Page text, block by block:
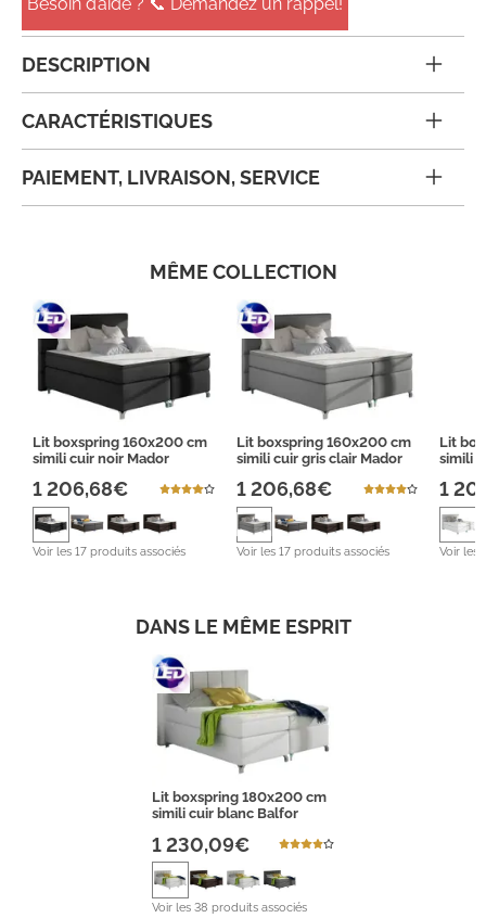
DESCRIPTION
CARACTÉRISTIQUES
PAIEMENT, LIVRAISON, SERVICE
MÊME COLLECTION
Lit boxspring 160x200 cm
simili cuir noir Mador
1 206,68€
Voir les 17 produits associés
Lit boxspring 160x200 cm
simili cuir gris clair Mador
1 206,68€
Voir les 17 produits associés
Lit
simili
1
Voir les
DANS LE MÊME ESPRIT
Lit boxspring 180x200 cm
simili cuir blanc Balfor
1 230,09€
Voir les 38 produits associés